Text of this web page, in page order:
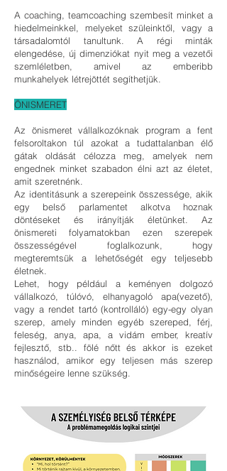
A coaching, teamcoaching szembesít minket a
hiedelmeinkkel, melyeket szüleinktől, vagy a
társadalomtól tanultunk. A régi minták
elengedése, új dimenziókat nyit meg a vezetői
szemléletben, amivel az emberibb
munkahelyek létrejöttét segíthetjük.
ÖNISMERET
Az önismeret vállalkozóknak program a fent
felsoroltakon túl azokat a tudattalanban élő
gátak oldását célozza meg, amelyek nem
engednek minket szabadon élni azt az életet,
amit szeretnénk.
Az identitásunk a szerepeink összessége, akik
egy belső parlamentet alkotva hoznak
döntéseket és irányítják életünket. Az
önismereti folyamatokban ezen szerepek
összességével foglalkozunk, hogy
megteremtsük a lehetőségét egy teljesebb
életnek.
Lehet, hogy például a keményen dolgozó
vállalkozó, túlóvó, elhanyagoló apa(vezető),
vagy a rendet tartó (kontrolláló) egy-egy olyan
szerep, amely minden egyéb szereped, férj,
feleség, anya, apa, a vidám ember, kreatív
fejlesztő, stb.. fölé nőtt és akkor is ezeket
használod, amikor egy teljesen más szerep
minőségeire lenne szükség.